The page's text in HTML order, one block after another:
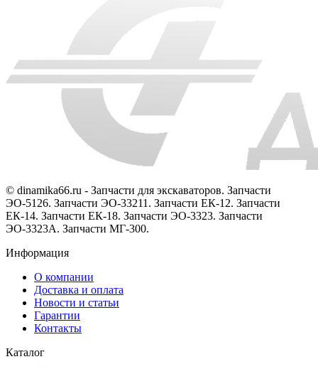
© dinamika66.ru - Запчасти для экскаваторов. Запчасти
ЭО-5126. Запчасти ЭО-33211. Запчасти ЕК-12. Запчасти
ЕК-14. Запчасти ЕК-18. Запчасти ЭО-3323. Запчасти
ЭО-3323А. Запчасти МГ-300.
Информация
О компании
Доставка и оплата
Новости и статьи
Гарантии
Контакты
Каталог